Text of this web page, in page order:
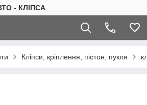
- КЛІПСА
Кліпси, кріплення, пістон, пукля